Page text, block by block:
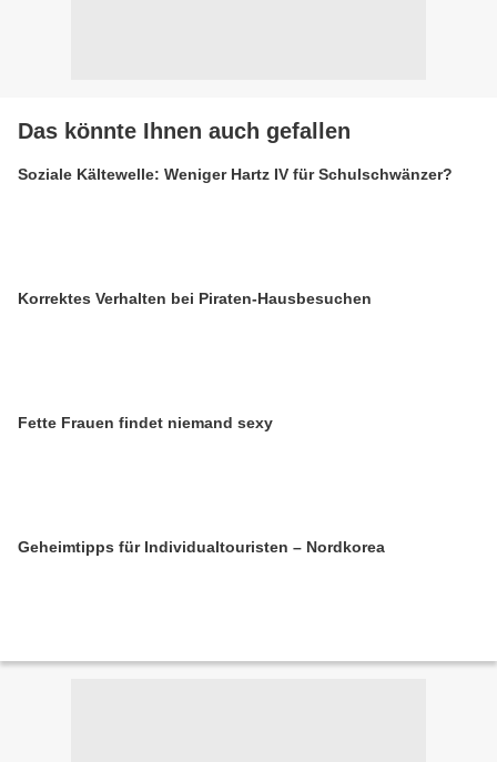
Das könnte Ihnen auch gefallen
Soziale Kältewelle: Weniger Hartz IV für Schulschwänzer?
Korrektes Verhalten bei Piraten-Hausbesuchen
Fette Frauen findet niemand sexy
Geheimtipps für Individualtouristen – Nordkorea